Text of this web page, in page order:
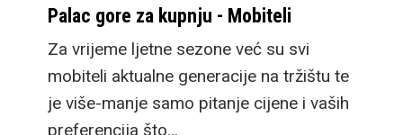
Palac gore za kupnju - Mobiteli
Za vrijeme ljetne sezone već su svi
mobiteli aktualne generacije na tržištu te
je više-manje samo pitanje cijene i vaših
preferencija što…